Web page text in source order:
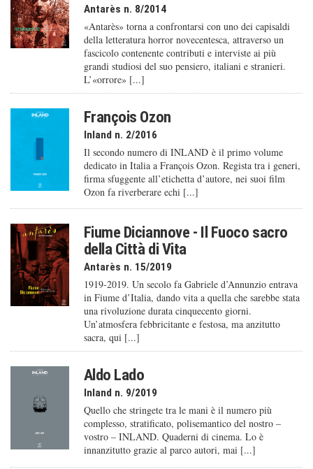
Antarès n. 8/2014
«Antarès» torna a confrontarsi con uno dei capisaldi
della letteratura horror novecentesca, attraverso un
fascicolo contenente contributi e interviste ai più
grandi studiosi del suo pensiero, italiani e stranieri.
L’«orrore» [...]
François Ozon
Inland n. 2/2016
Il secondo numero di INLAND è il primo volume
dedicato in Italia a François Ozon. Regista tra i generi,
firma sfuggente all’etichetta d’autore, nei suoi film
Ozon fa riverberare echi [...]
Fiume Diciannove - Il Fuoco sacro
della Città di Vita
Antarès n. 15/2019
1919-2019. Un secolo fa Gabriele d’Annunzio entrava
in Fiume d’Italia, dando vita a quella che sarebbe stata
una rivoluzione durata cinquecento giorni.
Un’atmosfera febbricitante e festosa, ma anzitutto
sacra, qui [...]
Aldo Lado
Inland n. 9/2019
Quello che stringete tra le mani è il numero più
complesso, stratificato, polisemantico del nostro –
vostro – INLAND. Quaderni di cinema. Lo è
innanzitutto grazie al parco autori, mai [...]